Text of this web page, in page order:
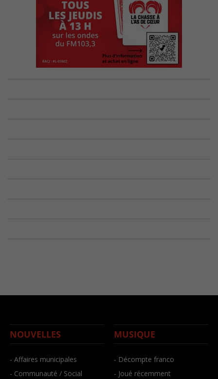
NOUVELLES
- Affaires municipales
- Communauté / Social
MUSIQUE
- Décompte franco
- Joué récemment